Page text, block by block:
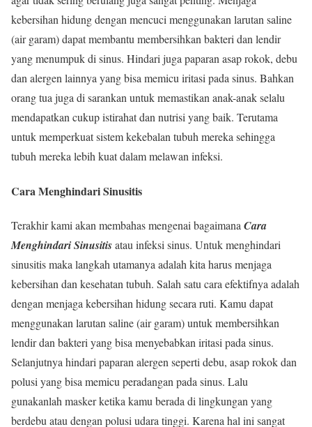
kebersihan hidung dengan mencuci menggunakan larutan saline
(air garam) dapat membantu membersihkan bakteri dan lendir
yang menumpuk di sinus. Hindari juga paparan asap rokok, debu
dan alergen lainnya yang bisa memicu iritasi pada sinus. Bahkan
orang tua juga di sarankan untuk memastikan anak-anak selalu
mendapatkan cukup istirahat dan nutrisi yang baik. Terutama
untuk memperkuat sistem kekebalan tubuh mereka sehingga
tubuh mereka lebih kuat dalam melawan infeksi.
Cara Menghindari Sinusitis
Terakhir kami akan membahas mengenai bagaimana Cara
Menghindari Sinusitisatau infeksi sinus. Untuk menghindari
sinusitis maka langkah utamanya adalah kita harus menjaga
kebersihan dan kesehatan tubuh. Salah satu cara efektifnya adalah
dengan menjaga kebersihan hidung secara ruti. Kamu dapat
menggunakan larutan saline (air garam) untuk membersihkan
lendir dan bakteri yang bisa menyebabkan iritasi pada sinus.
Selanjutnya hindari paparan alergen seperti debu, asap rokok dan
polusi yang bisa memicu peradangan pada sinus. Lalu
gunakanlah masker ketika kamu berada di lingkungan yang
berdebu atau dengan polusi udara tinggi. Karena hal ini sangat